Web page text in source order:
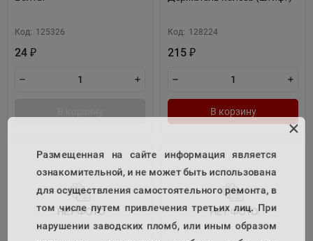
Размещенная на сайте информация является
ознакомительной, и не может быть использована
для осуществления самостоятельного ремонта, в
том числе путем привлечения третьих лиц. При
нарушении заводских пломб, или иным образом
Код: 125326
24 ₽
Код: 128224
215 ₽
В корзину